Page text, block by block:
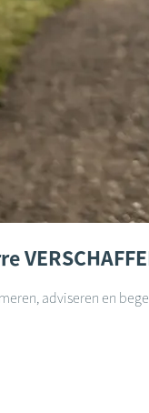
adviseren en